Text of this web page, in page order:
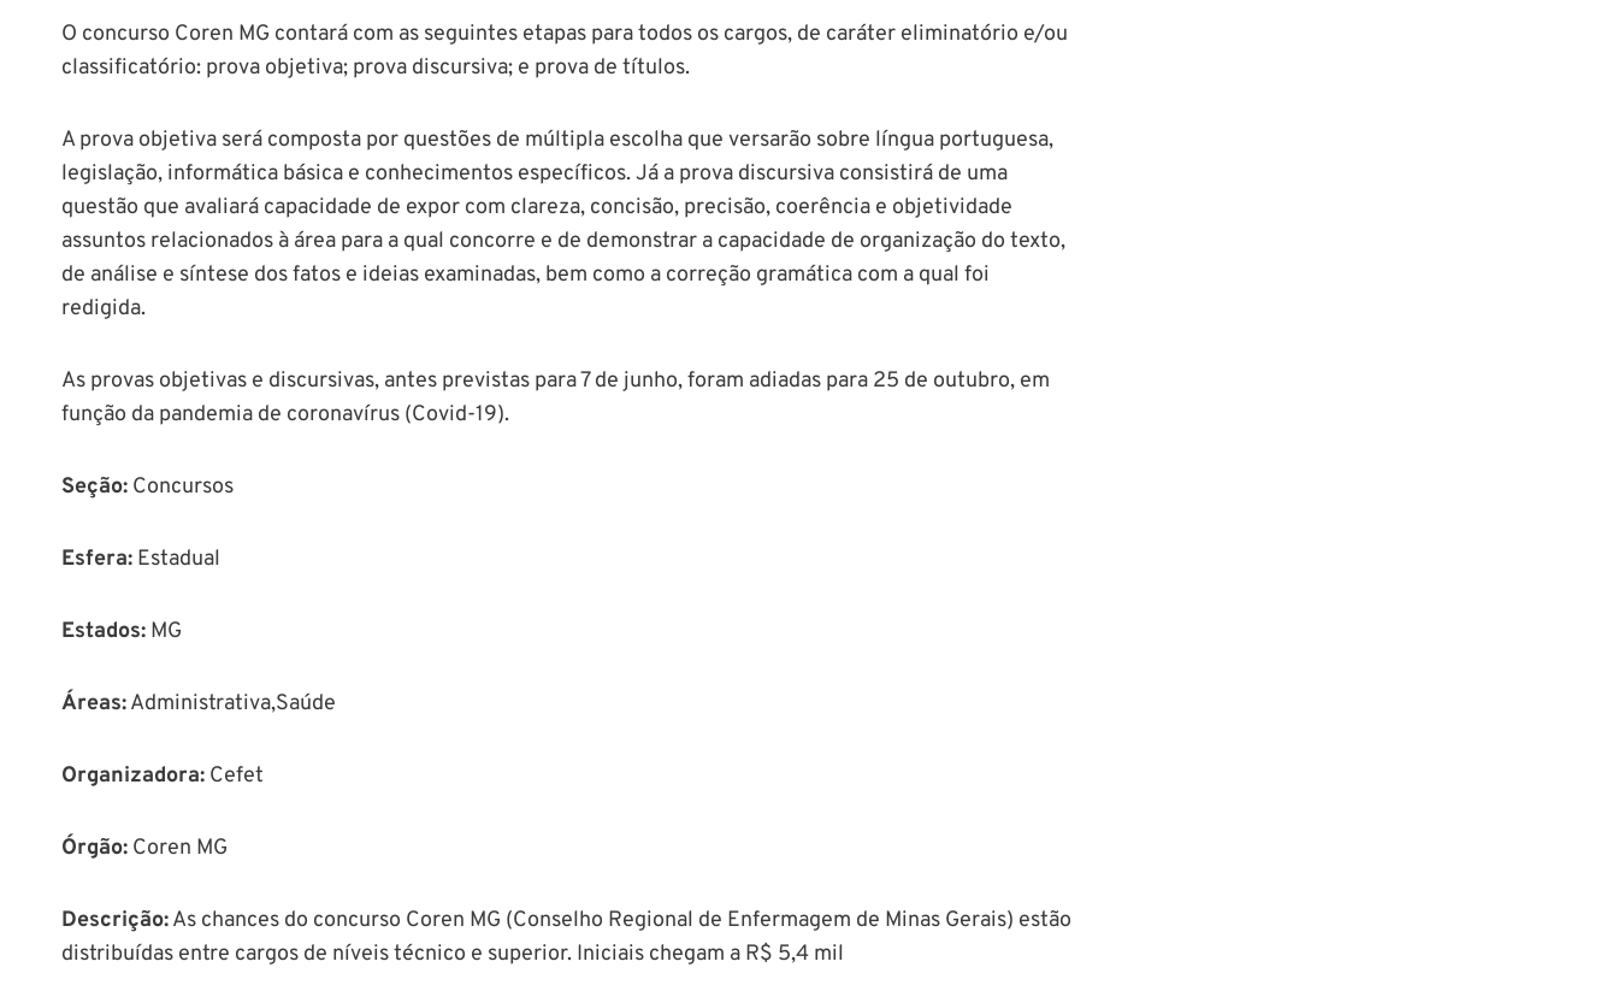
O concurso Coren MG contará com as seguintes etapas para todos os cargos, de caráter eliminatório e/ou
classificatório: prova objetiva; prova discursiva; e prova de títulos.
A prova objetiva será composta por questões de múltipla escolha que versarão sobre língua portuguesa,
legislação, informática básica e conhecimentos específicos. Já a prova discursiva consistirá de uma
questão que avaliará capacidade de expor com clareza, concisão, precisão, coerência e objetividade
assuntos relacionados à área para a qual concorre e de demonstrar a capacidade de organização do texto,
de análise e síntese dos fatos e ideias examinadas, bem como a correção gramática com a qual foi
redigida.
As provas objetivas e discursivas, antes previstas para 7 de junho, foram adiadas para 25 de outubro, em
função da pandemia de coronavírus (Covid-19).
Seção: Concursos
Esfera: Estadual
Estados: MG
Áreas:Administrativa,Saúde
Organizadora: Cefet
Órgão: Coren MG
Descrição:As chances do concurso Coren MG (Conselho Regional de Enfermagem de Minas Gerais) estão
distribuídas entre cargos de níveis técnico e superior. Iniciais chegam a R$ 5,4 mil